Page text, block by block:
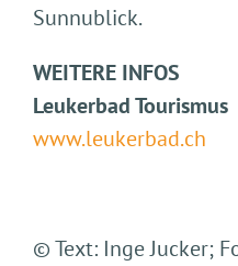
Sunnublick.
WEITERE INFOS
Leukerbad Tourismus
www.leukerbad.ch
© Text: Inge Jucker;